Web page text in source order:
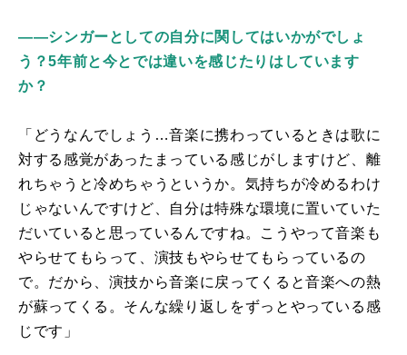
――シンガーとしての自分に関してはいかがでしょ
う？5年前と今とでは違いを感じたりはしています
か？
「どうなんでしょう…音楽に携わっているときは歌に
対する感覚があったまっている感じがしますけど、離
れちゃうと冷めちゃうというか。気持ちが冷めるわけ
じゃないんですけど、自分は特殊な環境に置いていた
だいていると思っているんですね。こうやって音楽も
やらせてもらって、演技もやらせてもらっているの
で。だから、演技から音楽に戻ってくると音楽への熱
が蘇ってくる。そんな繰り返しをずっとやっている感
じです」